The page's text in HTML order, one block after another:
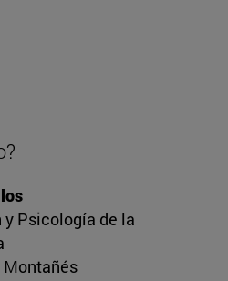
Psicología de la
Montañés